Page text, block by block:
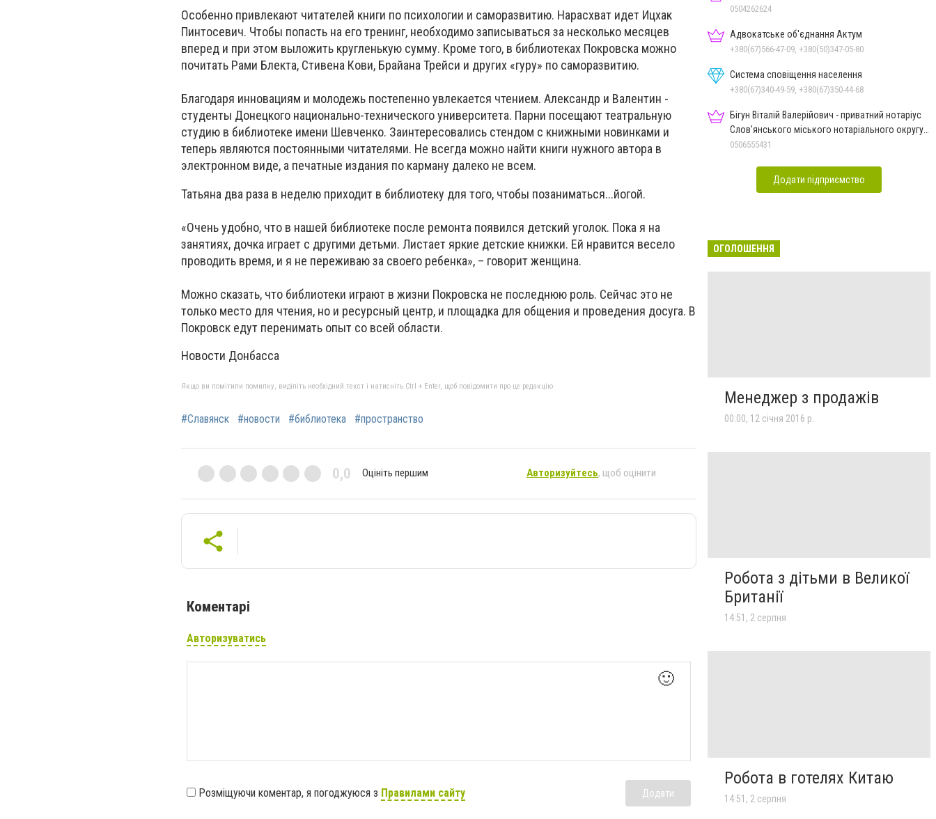
Особенно привлекают читателей книги по психологии и саморазвитию. Нарасхват идет Ицхак
Пинтосевич. Чтобы попасть на его тренинг, необходимо записываться за несколько месяцев
вперед и при этом выложить кругленькую сумму. Кроме того, в библиотеках Покровска можно
почитать Рами Блекта, Стивена Кови, Брайана Трейси и других «гуру» по саморазвитию.
Благодаря инновациям и молодежь постепенно увлекается чтением. Александр и Валентин -
студенты Донецкого национально-технического университета. Парни посещают театральную
студию в библиотеке имени Шевченко. Заинтересовались стендом с книжными новинками и
теперь являются постоянными читателями. Не всегда можно найти книги нужного автора в
электронном виде, а печатные издания по карману далеко не всем.
Татьяна два раза в неделю приходит в библиотеку для того, чтобы позаниматься...йогой.
«Очень удобно, что в нашей библиотеке после ремонта появился детский уголок. Пока я на
занятиях, дочка играет с другими детьми. Листает яркие детские книжки. Ей нравится весело
проводить время, и я не переживаю за своего ребенка», – говорит женщина.
Можно сказать, что библиотеки играют в жизни Покровска не последнюю роль. Сейчас это не
только место для чтения, но и ресурсный центр, и площадка для общения и проведения досуга. В
Покровск едут перенимать опыт со всей области.
Новости Донбасса
Якщо ви помітили помилку, виділіть необхідний текст і натисніть Ctrl + Enter, щоб повідомити про це редакцію
#Славянск #новости #библиотека #пространство
0,0 Оцініть першим Авторизуйтесь, щоб оцінити
Коментарі
Авторизуватись
🙂
Розміщуючи коментар, я погоджуюся з Правилами сайту Додати
0504262624
Адвокатське об'єднання Актум
+380(67)566-47-09, +380(50)347-05-80
Система сповіщення населення
+380(67)340-49-59, +380(67)350-44-68
Бігун Віталій Валерійович - приватний нотаріус
Слов'янського міського нотаріального округу
Дон.обл.
0506555431
Додати підприємство
ОГОЛОШЕННЯ
Менеджер з продажів
00:00, 12 січня 2016 р.
Робота з дітьми в Великої
Британії
14:51, 2 серпня
Робота в готелях Китаю
14:51, 2 серпня